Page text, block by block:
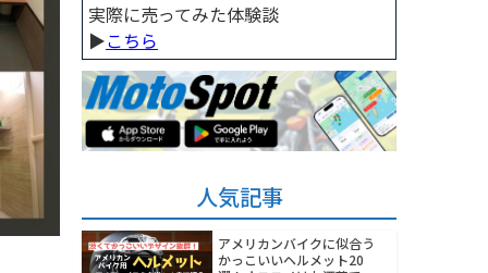
実際に売ってみた体験談
▶︎こちら
人気記事
アメリカンバイクに似合う
かっこいいヘルメット20